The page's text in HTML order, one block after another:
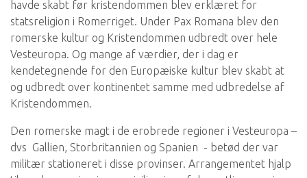
havde skabt før kristendommen blev erklæret for
statsreligion i Romerriget. Under Pax Romana blev den
romerske kultur og Kristendommen udbredt over hele
Vesteuropa. Og mange af værdier, der i dag er
kendetegnende for den Europæiske kultur blev skabt at
og udbredt over kontinentet samme med udbredelse af
Kristendommen.
Den romerske magt i de erobrede regioner i Vesteuropa –
dvs Gallien, Storbritannien og Spanien - betød der var
militær stationeret i disse provinser. Arrangementet hjalp